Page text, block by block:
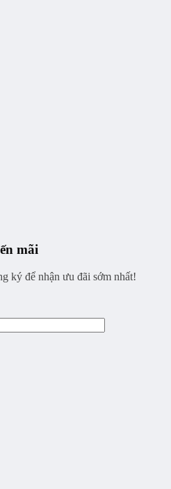
mãi
ký để nhận ưu đãi sớm nhất!